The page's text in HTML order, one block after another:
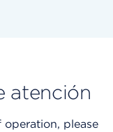
atención
please